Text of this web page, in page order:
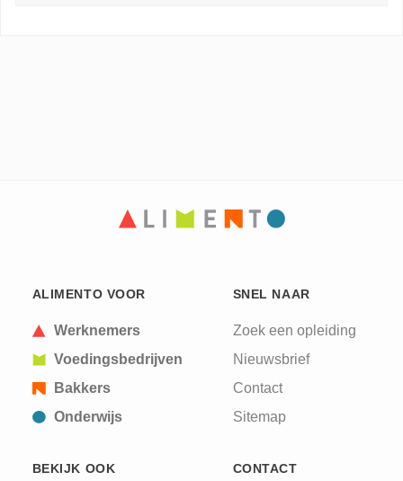
ALIMENTO VOOR
Werknemers
Voedingsbedrijven
Bakkers
Onderwijs
SNEL NAAR
Zoek een opleiding
Nieuwsbrief
Contact
Sitemap
BEKIJK OOK CONTACT